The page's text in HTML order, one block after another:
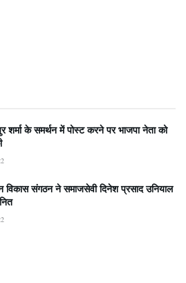
शर्मा के समर्थन में पोस्ट करने पर भाजपा नेता को
विकास संगठन ने समाजसेवी दिनेश प्रसाद उनियाल